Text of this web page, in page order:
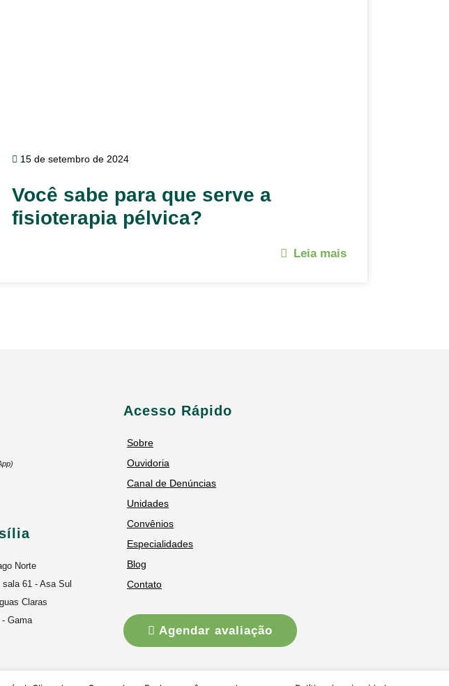
15 de setembro de 2024
Você sabe para que serve a
fisioterapia pélvica?
Leia mais
Norte
61 - Asa Sul
Claras
Gama
Acesso Rápido
Sobre
Ouvidoria
Canal de Denúncias
Unidades
Convênios
Especialidades
Blog
Contato
Agendar avaliação